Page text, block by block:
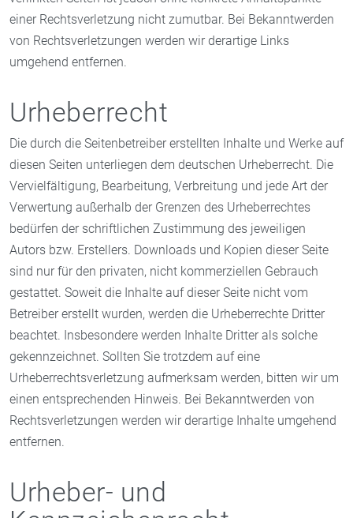
einer Rechtsverletzung nicht zumutbar. Bei Bekanntwerden
von Rechtsverletzungen werden wir derartige Links
umgehend entfernen.
Urheberrecht
Die durch die Seitenbetreiber erstellten Inhalte und Werke auf
diesen Seiten unterliegen dem deutschen Urheberrecht. Die
Vervielfältigung, Bearbeitung, Verbreitung und jede Art der
Verwertung außerhalb der Grenzen des Urheberrechtes
bedürfen der schriftlichen Zustimmung des jeweiligen
Autors bzw. Erstellers. Downloads und Kopien dieser Seite
sind nur für den privaten, nicht kommerziellen Gebrauch
gestattet. Soweit die Inhalte auf dieser Seite nicht vom
Betreiber erstellt wurden, werden die Urheberrechte Dritter
beachtet. Insbesondere werden Inhalte Dritter als solche
gekennzeichnet. Sollten Sie trotzdem auf eine
Urheberrechtsverletzung aufmerksam werden, bitten wir um
einen entsprechenden Hinweis. Bei Bekanntwerden von
Rechtsverletzungen werden wir derartige Inhalte umgehend
entfernen.
Urheber- und